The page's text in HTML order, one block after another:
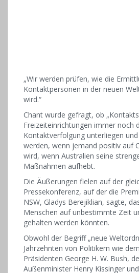
„Wir werden prüfen, wie die
Kontaktpersonen in der neuen
wird.“
Chant wurde gefragt, ob
Freizeiteinrichtungen immer noch
Kontaktverfolgung unterliegen
werden, wenn jemand positiv auf
wird, wenn Australien seine
Maßnahmen aufhebt.
Die Äußerungen fielen auf der
Pressekonferenz, auf der die
NSW, Gladys Berejiklian, sagte,
Menschen auf unbestimmte Zeit
gehalten werden könnten.
Obwohl der Begriff „neue
Jahrzehnten von Politikern wie
Präsidenten George H. W. Bush,
Außenminister Henry Kissinger